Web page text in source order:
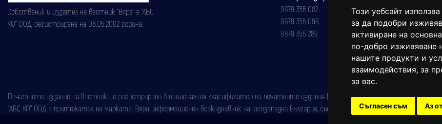
Този уебсайт
за да подобри
активиране на
по-добро изживяване
нашите продукти и
взаимодействия, за
за вас.
Съгласен съм Аз
Собственик и издател на вестник "Вяра" е "АВС
КО" ООД, регистрирана на 08.05.2002 година.
0879 356 082
0879 356 098
0879 356 289
Печатното издание на вестника е регистрирано в националния класификатор на печатните издания (Българска национална агенция за
"АВС КО" ООД е притежател на марката: Вяра информационен всекидневник на югозападна България, със свидетелство за марка рег. номер: